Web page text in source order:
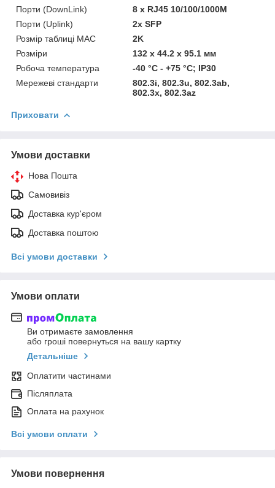
Порти (DownLink)
8 x RJ45 10/100/1000М
Порти (Uplink)
2х SFP
Розмір таблиці MAC
2K
Розміри
132 x 44.2 x 95.1 мм
Робоча температура
-40 °C - +75 °C; IP30
Мережеві стандарти
802.3i, 802.3u, 802.3ab,
802.3x, 802.3az
Приховати
Умови доставки
Нова Пошта
Самовивіз
Доставка кур'єром
Доставка поштою
Всі умови доставки
Умови оплати
Ви отримаєте замовлення
або гроші повернуться на вашу картку
Детальніше
Оплатити частинами
Післяплата
Оплата на рахунок
Всі умови оплати
Умови повернення